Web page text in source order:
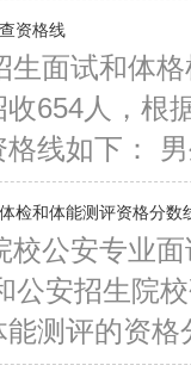
资格线
生面试和体
654人，根
线如下：
检和体能测评资格分数
校公安专业
公安招生院
测评的资